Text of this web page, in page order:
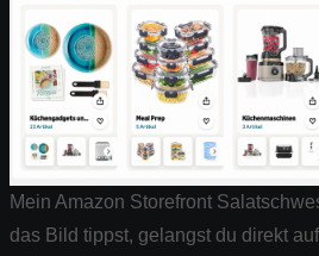
Mein Amazon Storefront
das Bild tippst, gelangst du direkt